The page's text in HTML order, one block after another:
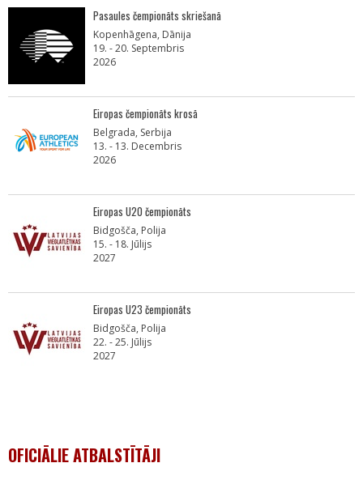
Pasaules čempionāts skriešanā
Kopenhāgena, Dānija
19. - 20. Septembris
2026
Eiropas čempionāts krosā
Belgrada, Serbija
13. - 13. Decembris
2026
Eiropas U20 čempionāts
Bidgošča, Polija
15. - 18. Jūlijs
2027
Eiropas U23 čempionāts
Bidgošča, Polija
22. - 25. Jūlijs
2027
OFICIĀLIE ATBALSTĪTĀJI